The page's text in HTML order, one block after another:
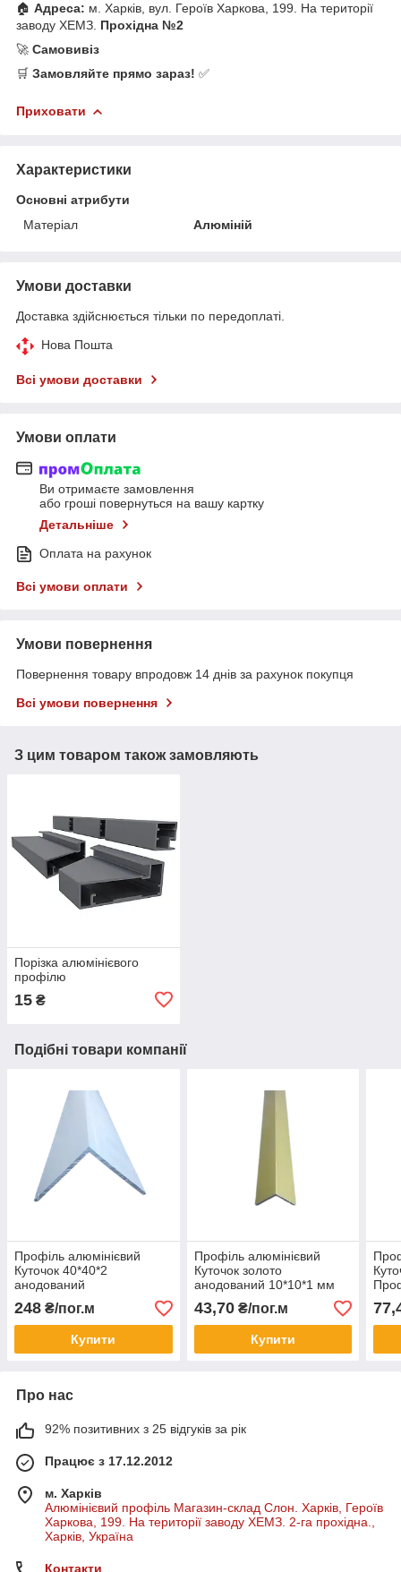
🏠 Адреса: м. Харків, вул. Героїв Харкова, 199. На території
заводу ХЕМЗ. Прохідна №2
🚀 Самовивіз
🛒 Замовляйте прямо зараз! ✅
Приховати
Характеристики
Основні атрибути
Матеріал
Алюміній
Умови доставки
Доставка здійснюється тільки по передоплаті.
Нова Пошта
Всі умови доставки
Умови оплати
Ви отримаєте замовлення
або гроші повернуться на вашу картку
Детальніше
Оплата на рахунок
Всі умови оплати
Умови повернення
Повернення товару впродовж 14 днів за рахунок покупця
Всі умови повернення
З цим товаром також замовляють
Порізка алюмінієвого
профілю
15 ₴
Подібні товари компанії
Профіль алюмінієвий
Куточок 40*40*2
анодований
248 ₴/пог.м
Купити
Профіль алюмінієвий
Куточок золото
анодований 10*10*1 мм
43,70₴/пог.м
Купити
Про нас
92% позитивних з 25 відгуків за рік
Працює з 17.12.2012
м. Харків
Алюмінієвий профіль Магазин-склад Слон. Харків, Героїв
Харкова, 199. На території заводу ХЕМЗ. 2-га прохідна.,
Харків, Україна
Контакти